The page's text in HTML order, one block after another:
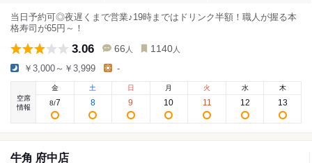
当日予約可◎夜遅くまで営業♪19時まではドリンク半額！職人が握る本
格寿司が65円～！
3.06 66 人 1140 人
￥3,000～￥3,999 -
空席
情報
金
8/7
土
8
日
9
月
10
火
11
水
12
木
13
牛角 府中店